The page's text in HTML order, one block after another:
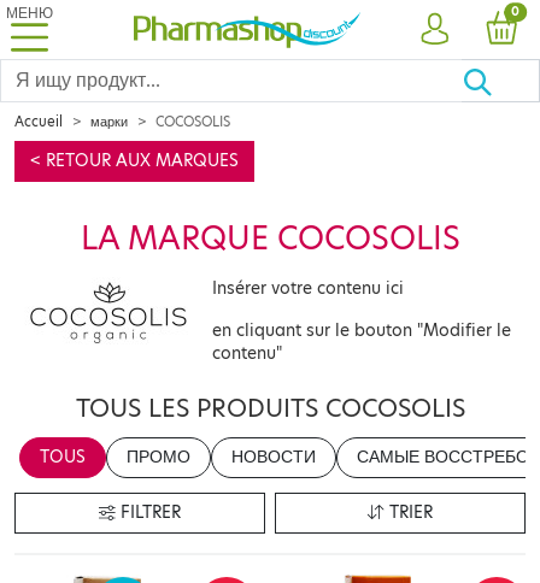
МЕНЮ
УЧЕТНАЯ
0
Accueil марки COCOSOLIS
< RETOUR AUX MARQUES
LA MARQUE COCOSOLIS
Insérer votre contenu ici
en cliquant sur le bouton "Modifier le
contenu"
TOUS LES PRODUITS COCOSOLIS
TOUS ПРОМО НОВОСТИ САМЫЕ
FILTRER TRIER